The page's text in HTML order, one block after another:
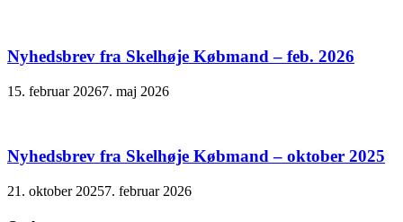
Nyhedsbrev fra Skelhøje Købmand – feb. 2026
15. februar 20267. maj 2026
Nyhedsbrev fra Skelhøje Købmand – oktober 2025
21. oktober 20257. februar 2026